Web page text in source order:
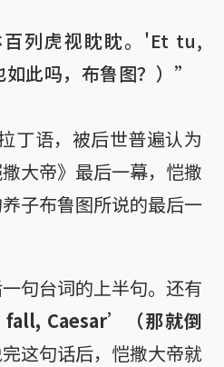
百列虎视眈眈。'Et tu,
此吗，布鲁图？）”
丁语，被后世普遍认为
大帝》最后一幕，恺撒
子布鲁图所说的最后一
句台词的上半句。还有
fall, Caesar’（那就倒
这句话后，恺撒大帝就